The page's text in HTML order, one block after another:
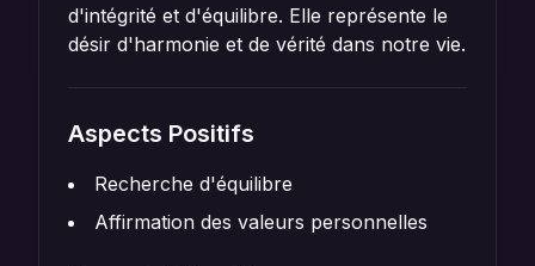
d'intégrité et d'équilibre. Elle représente le
désir d'harmonie et de vérité dans notre vie.
Aspects Positifs
Recherche d'équilibre
Affirmation des valeurs personnelles